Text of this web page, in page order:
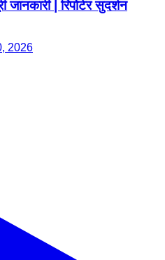
जानकारी | रिपोर्टर सुदर्शन
2026